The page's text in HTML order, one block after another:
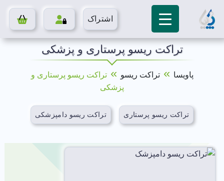
اشتراک
تراکت ریسو پرستاری و پزشکی
پاویسا »تراکت ریسو »تراکت ریسو پرستاری و
پزشکی
تراکت ریسو پرستاری تراکت ریسو دامپزشکی